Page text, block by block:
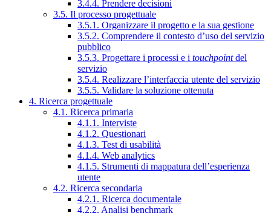
3.4.4. Prendere decisioni
3.5. Il processo progettuale
3.5.1. Organizzare il progetto e la sua gestione
3.5.2. Comprendere il contesto d’uso del servizio
pubblico
3.5.3. Progettare i processi e i touchpointdel
servizio
3.5.4. Realizzare l’interfaccia utente del servizio
3.5.5. Validare la soluzione ottenuta
4. Ricerca progettuale
4.1. Ricerca primaria
4.1.1. Interviste
4.1.2. Questionari
4.1.3. Test di usabilità
4.1.4. Web analytics
4.1.5. Strumenti di mappatura dell’esperienza
utente
4.2. Ricerca secondaria
4.2.1. Ricerca documentale
4.2.2. Analisi benchmark